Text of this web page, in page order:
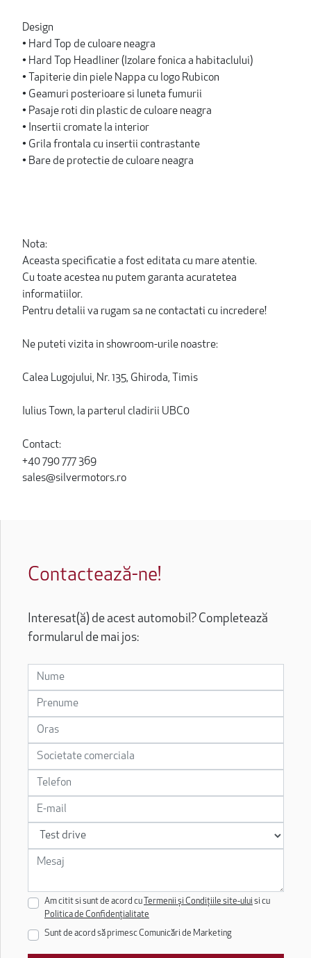
Design
• Hard Top de culoare neagra
• Hard Top Headliner (Izolare fonica a habitaclului)
• Tapiterie din piele Nappa cu logo Rubicon
• Geamuri posterioare si luneta fumurii
• Pasaje roti din plastic de culoare neagra
• Insertii cromate la interior
• Grila frontala cu insertii contrastante
• Bare de protectie de culoare neagra
Nota:
Aceasta specificatie a fost editata cu mare atentie.
Cu toate acestea nu putem garanta acuratetea
informatiilor.
Pentru detalii va rugam sa ne contactati cu incredere!
Ne puteti vizita in showroom-urile noastre:
Calea Lugojului, Nr. 135, Ghiroda, Timis
Iulius Town, la parterul cladirii UBC0
Contact:
+40 790 777 369
sales@silvermotors.ro
Contactează-ne!
Interesat(ă) de acest automobil? Completează
formularul de mai jos:
Am citit si sunt de acord cu Termenii și Condițiile site-uluisi cu
Politica de Confidențialitate
Sunt de acord să primesc Comunicări de Marketing